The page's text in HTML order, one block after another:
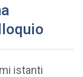
istanti